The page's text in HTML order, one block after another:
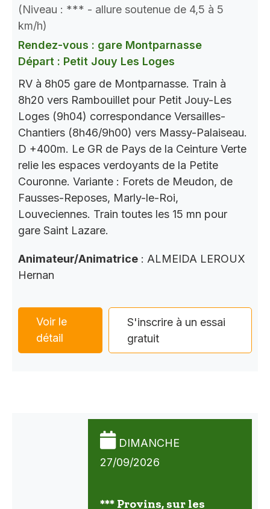
(Niveau : *** - allure soutenue de 4,5 à 5
km/h)
Rendez-vous : gare Montparnasse
Départ : Petit Jouy Les Loges
RV à 8h05 gare de Montparnasse. Train à
8h20 vers Rambouillet pour Petit Jouy-Les
Loges (9h04) correspondance Versailles-
Chantiers (8h46/9h00) vers Massy-Palaiseau.
D +400m. Le GR de Pays de la Ceinture Verte
relie les espaces verdoyants de la Petite
Couronne. Variante : Forets de Meudon, de
Fausses-Reposes, Marly-le-Roi,
Louveciennes. Train toutes les 15 mn pour
gare Saint Lazare.
Animateur/Animatrice : ALMEIDA LEROUX
Hernan
Voir le
détail
S'inscrire à un essai
gratuit
DIMANCHE
27/09/2026
*** Provins, sur les